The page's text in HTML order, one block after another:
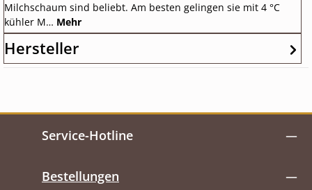
Milchschaum sind beliebt. Am besten gelingen sie mit 4 °C
kühler M… Mehr
Hersteller
Service-Hotline
Bestellungen